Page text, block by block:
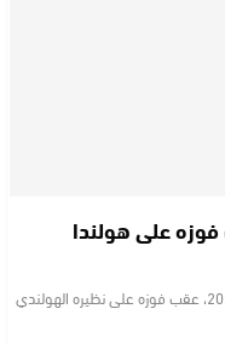
على هولندا
تأهل المنتخب المغربي إلى ثمن نهائي كأس العالم 2026، عقب فوزه على نظيره الهولندي